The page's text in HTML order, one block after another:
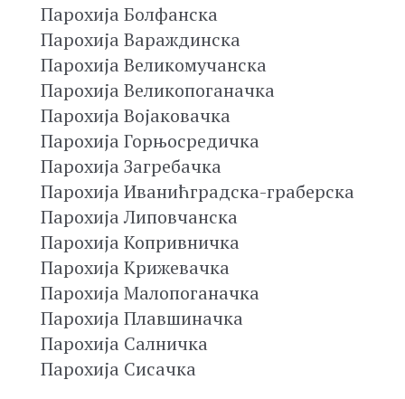
Парохија Болфанска
Парохија Вараждинска
Парохија Великомучанска
Парохија Великопоганачка
Парохија Војаковачка
Парохија Горњосредичка
Парохија Загребачка
Парохија Иванићградска-граберска
Парохија Липовчанска
Парохија Копривничка
Парохија Крижевачка
Парохија Малопоганачка
Парохија Плавшиначка
Парохија Салничка
Парохија Сисачка